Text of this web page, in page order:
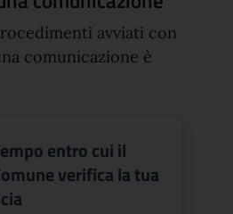
avviati con
comunicazione è
entro cui il
verifica la tua